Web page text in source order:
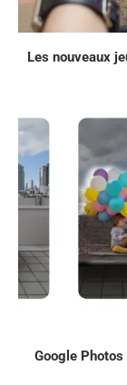
Les nouveaux
Google